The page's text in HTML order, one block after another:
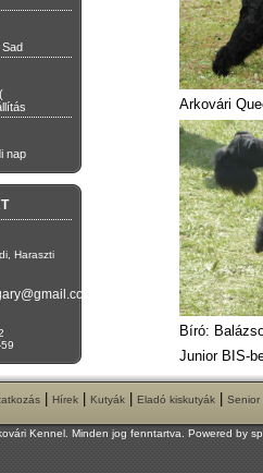
nap
Haraszti
Arkovári
Bíró:
Junior BIS-
[VISSZA A HÍREKHEZ]
| Hírek| Kutyák| Eladó kiskutyák| Senior
Kennel. Minden jog fenntartva. Powered by